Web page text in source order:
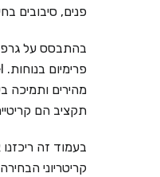
פנים, סיבובים
בהתבסס על
מהירים ותמיכה
תקציב הם
קריטריוני